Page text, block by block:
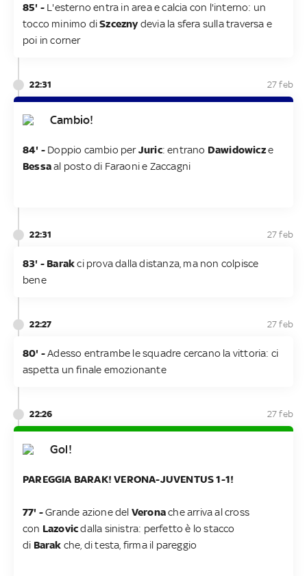
85' - L'esterno entra in area e calcia con l'interno: un
tocco minimo diSzceznydevia la sfera sulla traversa e
poi in corner
22:31 27 feb
Cambio!
84' - Doppio cambio perJuric: entrano Dawidowicze
Bessaal posto di Faraoni e Zaccagni
22:31 27 feb
83' - Barakci prova dalla distanza, ma non colpisce
bene
22:27 27 feb
80' -Adesso entrambe le squadre cercano la vittoria: ci
aspetta un finale emozionante
22:26 27 feb
Gol!
PAREGGIA BARAK! VERONA-JUVENTUS 1-1!
77' -Grande azione del Veronache arriva al cross
con Lazovicdalla sinistra: perfetto è lo stacco
di Barak che, di testa, firma il pareggio